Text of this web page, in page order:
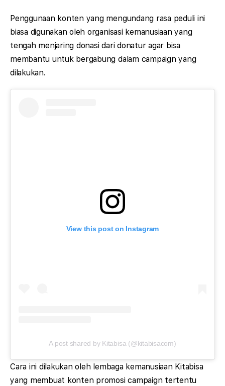
Penggunaan konten yang mengundang rasa peduli ini
biasa digunakan oleh organisasi kemanusiaan yang
tengah menjaring donasi dari donatur agar bisa
membantu untuk bergabung dalam campaign yang
dilakukan.
View this post on Instagram
A post shared by Kitabisa (@kitabisacom)
Cara ini dilakukan oleh lembaga kemanusiaan Kitabisa
yang membuat konten promosi campaign tertentu